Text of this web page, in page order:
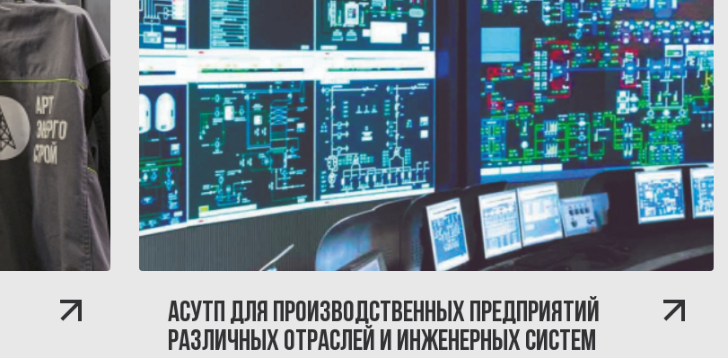
АСУТП ДЛЯ ПРОИЗВОДСТВЕННЫХ ПРЕДПРИЯТИЙ
РАЗЛИЧНЫХ ОТРАСЛЕЙ И ИНЖЕНЕРНЫХ СИСТЕМ